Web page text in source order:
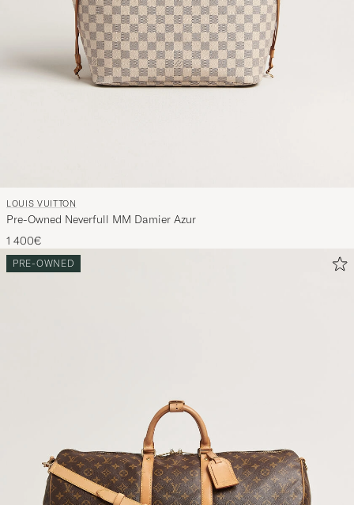
LOUIS VUITTON
Pre-Owned Neverfull MM Damier Azur
1 400€
PRE-OWNED